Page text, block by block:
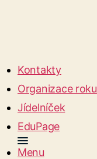
Kontakty
Organizace roku
Jídelníček
EduPage
Menu